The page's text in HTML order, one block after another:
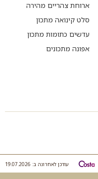
ארוחת צהריים מהירה
סלט קינואה מתכון
עדשים כתומות מתכון
אפונה מתכונים
עודכן לאחרונה ב: 19.07.2026